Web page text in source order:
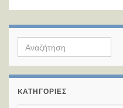
Search for:
KΑΤΗΓΟΡΊΕΣ